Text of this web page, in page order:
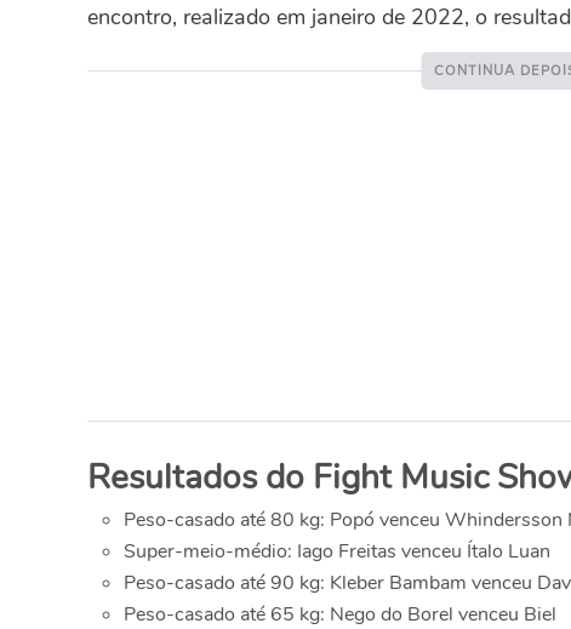
encontro, realizado em janeiro de 2022, o
Resultados do Fight Music
Peso-casado até 80 kg: Popó venceu Whindersson
Super-meio-médio: Iago Freitas venceu Ítalo Luan
Peso-casado até 90 kg: Kleber Bambam venceu
Peso-casado até 65 kg: Nego do Borel venceu Biel